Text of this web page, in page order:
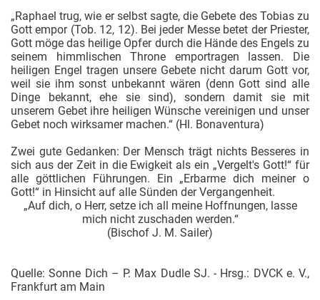
„Raphael trug, wie er selbst sagte, die Gebete des Tobias zu
Gott empor (Tob. 12, 12). Bei jeder Messe betet der Priester,
Gott möge das heilige Opfer durch die Hände des Engels zu
seinem himmlischen Throne emportragen lassen. Die
heiligen Engel tragen unsere Gebete nicht darum Gott vor,
weil sie ihm sonst unbekannt wären (denn Gott sind alle
Dinge bekannt, ehe sie sind), sondern damit sie mit
unserem Gebet ihre heiligen Wünsche vereinigen und unser
Gebet noch wirksamer machen.“ (Hl. Bonaventura)
Zwei gute Gedanken: Der Mensch trägt nichts Besseres in
sich aus der Zeit in die Ewigkeit als ein „Vergelt's Gott!“ für
alle göttlichen Führungen. Ein „Erbarme dich meiner o
Gott!“ in Hinsicht auf alle Sünden der Vergangenheit.
„Auf dich, o Herr, setze ich all meine Hoffnungen, lasse
mich nicht zuschaden werden.“
(Bischof J. M. Sailer)
Quelle: Sonne Dich – P. Max Dudle SJ. - Hrsg.: DVCK e. V.,
Frankfurt am Main